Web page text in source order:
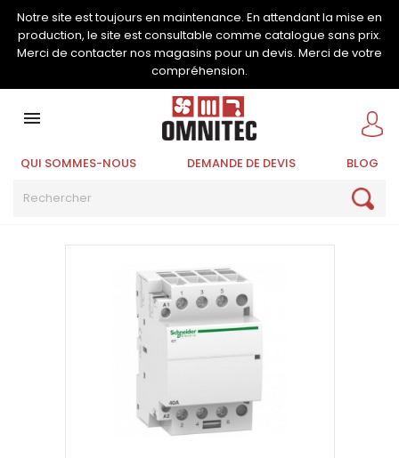
Notre site est toujours en maintenance. En attendant la mise en
production, le site est consultable comme catalogue sans prix.
Merci de contacter nos magasins pour un devis. Merci de votre
compréhension.

QUI SOMMES-NOUS DEMANDE DE DEVIS BLOG